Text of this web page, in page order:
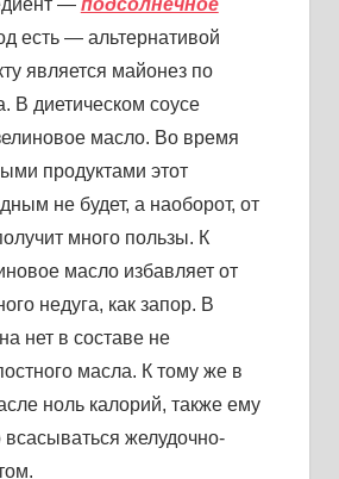
есть — альтернативой
является майонез по
В диетическом соусе
масло. Во время
продуктами этот
не будет, а наоборот, от
много пользы. К
масло избавляет от
недуга, как запор. В
нет в составе не
масла. К тому же в
ноль калорий, также ему
всасываться желудочно-